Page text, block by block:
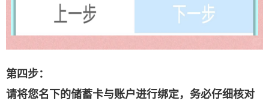
第四步：
请将您名下的储蓄卡与账户进行绑定，务必仔细核对